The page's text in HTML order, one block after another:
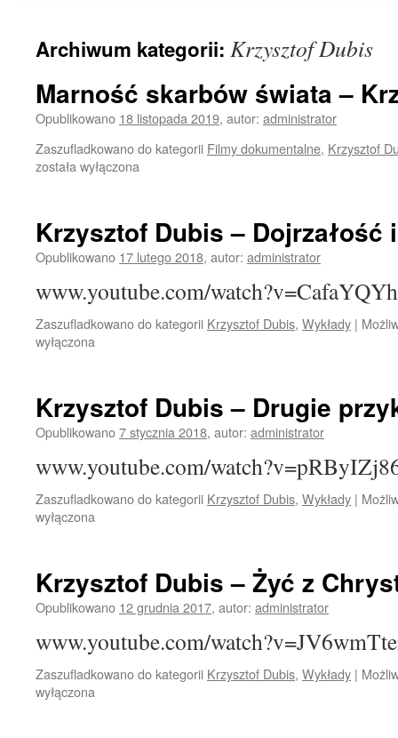
Archiwum kategorii: Krzysztof Dubis
Marność skarbów świata –
Opublikowano 18 listopada 2019, autor: administrator
Zaszufladkowano do kategorii Filmy dokumentalne, Krzysztof
została wyłączona
Krzysztof Dubis – Dojrzałość
Opublikowano 17 lutego 2018, autor: administrator
www.youtube.com/
Zaszufladkowano do kategorii Krzysztof Dubis, Wykłady |
wyłączona
Krzysztof Dubis – Drugie
Opublikowano7 stycznia 2018, autor: administrator
www.youtube.com/
Zaszufladkowano do kategorii Krzysztof Dubis, Wykłady |
wyłączona
Krzysztof Dubis – Żyć z
Opublikowano 12 grudnia 2017, autor: administrator
www.youtube.com/
Zaszufladkowano do kategorii Krzysztof Dubis, Wykłady |
wyłączona